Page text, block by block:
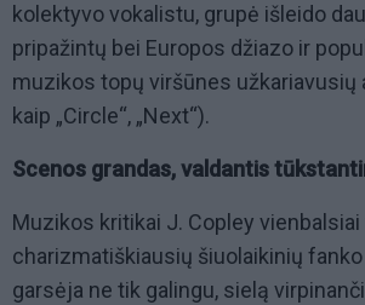
kolektyvo vokalistu, grupė išleido
pripažintų bei Europos džiazo ir
muzikos topų viršūnes užkariavusių
kaip „Circle“, „Next“).
Scenos grandas, valdantis
Muzikos kritikai J. Copley vienbalsiai
charizmatiškiausių šiuolaikinių
garsėja ne tik galingu, sielą